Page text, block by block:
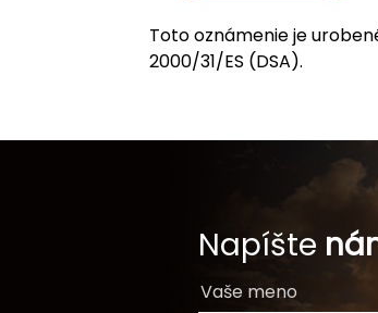
Toto oznámenie je
2000/31/ES (DSA).
Napíšte